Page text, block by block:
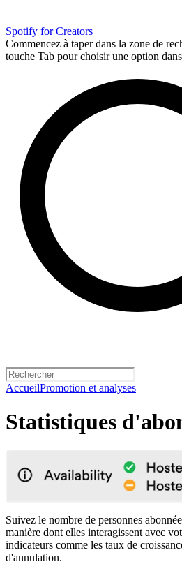
Spotify for Creators
Commencez à taper dans la zone de
touche Tab pour choisir une option
AccueilPromotion et analyses
Statistiques
Suivez le nombre de personnes
manière dont elles interagissent avec
indicateurs comme les taux de
d'annulation.